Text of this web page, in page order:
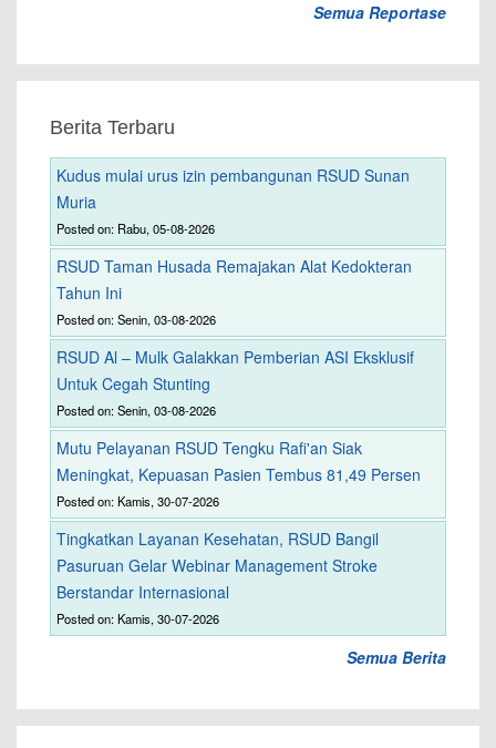
Semua Reportase
Berita Terbaru
Kudus mulai urus izin pembangunan RSUD Sunan
Muria
Posted on: Rabu, 05-08-2026
RSUD Taman Husada Remajakan Alat Kedokteran
Tahun Ini
Posted on: Senin, 03-08-2026
RSUD Al – Mulk Galakkan Pemberian ASI Eksklusif
Untuk Cegah Stunting
Posted on: Senin, 03-08-2026
Mutu Pelayanan RSUD Tengku Rafi'an Siak
Meningkat, Kepuasan Pasien Tembus 81,49 Persen
Posted on: Kamis, 30-07-2026
Tingkatkan Layanan Kesehatan, RSUD Bangil
Pasuruan Gelar Webinar Management Stroke
Berstandar Internasional
Posted on: Kamis, 30-07-2026
Semua Berita